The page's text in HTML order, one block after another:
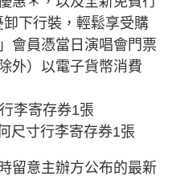
下行裝，輕鬆享受購
會員憑當日演唱會門票
外）以電子貨幣消費
李寄存券1張
尺寸行李寄存券1張
留意主辦方公布的最新